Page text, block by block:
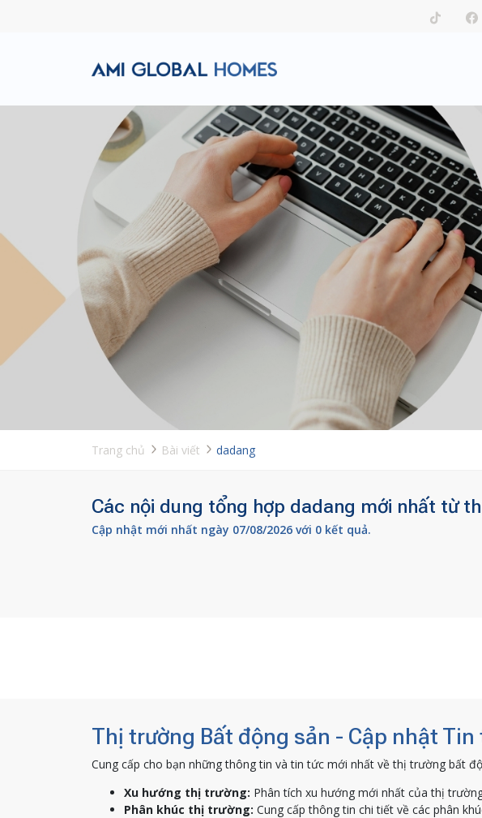
Trang chủ Bài viết dadang
Các nội dung tổng hợp dadang mới nhất từ
Cập nhật mới nhất ngày 07/08/2026 với 0 kết quả.
Thị trường Bất động sản - Cập nhật
Cung cấp cho bạn những thông tin và tin tức mới nhất về thị trường bất
Xu hướng thị trường: Phân tích xu hướng mới nhất của thị
Phân khúc thị trường: Cung cấp thông tin chi tiết về các phân